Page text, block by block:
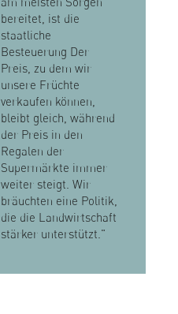
bereitet, ist die
staatliche
Besteuerung Der
Preis, zu dem wir
unsere Früchte
verkaufen können,
bleibt gleich, während
der Preis in den
Regalen der
Supermärkte immer
weiter steigt. Wir
bräuchten eine Politik,
die die Landwirtschaft
stärker unterstützt."